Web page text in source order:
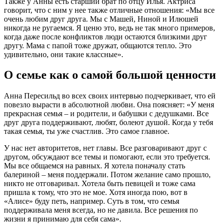
говорит, что с ним у нее также отличные отношения: «Мы все
очень любим друг друга. Мы с Машей, Ниной и Илюшей
никогда не ругаемся. Я ценю это, ведь не так много примеров,
когда даже после конфликтов люди остаются близкими друг
другу. Мама с папой тоже дружат, общаются тепло. Это
удивительно, они такие классные».
О семье как о самой большой ценности
Анна Пересильд во всех своих интервью подчеркивает, что ей
повезло вырасти в абсолютной любви. Она поясняет: «У меня
прекрасная семья – и родители, и бабушки с дедушками. Все
друг друга поддерживают, любят, болеют душой. Когда у тебя
такая семья, ты уже счастлив. Это самое главное.
У нас нет авторитетов, нет главы. Все разговаривают друг с
другом, обсуждают все темы и помогают, если это требуется.
Мы все общаемся на равных. Я хотела поначалу стать
балериной – меня поддержали. Потом желание само прошло,
никто не отговаривал. Хотела быть певицей и тоже сама
пришла к тому, что это не мое. Хотя иногда пою, вот в
«Алисе» буду петь, например. Суть в том, что семья
поддерживала меня всегда, но не давила. Все решения по
жизни я принимаю для себя сама».